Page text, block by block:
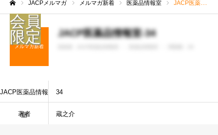
JACPメルマガ メルマガ新着 医薬品情報室 JACP医薬品情報室-34
メルマガ新着
JACP医薬品情報室-34
JACP医薬品情報
室
34
著者 蔵之介